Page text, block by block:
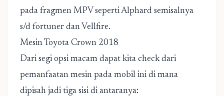
pada fragmen MPV seperti Alphard semisalnya
s/d fortuner dan Vellfire.
Mesin Toyota Crown 2018
Dari segi opsi macam dapat kita check dari
pemanfaatan mesin pada mobil ini di mana
dipisah jadi tiga sisi di antaranya: